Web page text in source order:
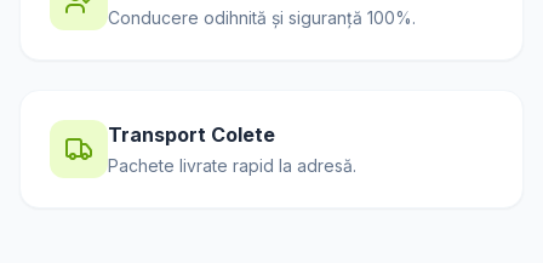
Conducere odihnită și siguranță 100%.
Transport Colete
Pachete livrate rapid la adresă.